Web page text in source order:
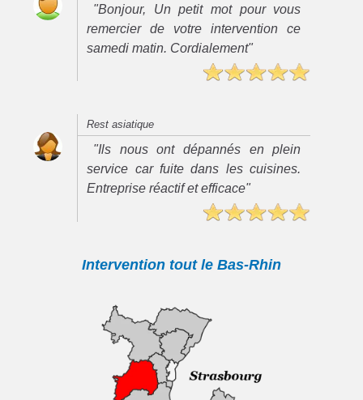
"Bonjour, Un petit mot pour vous
remercier de votre intervention ce
samedi matin. Cordialement"
Rest asiatique
"Ils nous ont dépannés en plein
service car fuite dans les cuisines.
Entreprise réactif et efficace"
Intervention tout le Bas-Rhin